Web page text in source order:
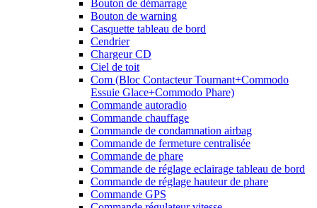
Bouton de démarrage
Bouton de warning
Casquette tableau de bord
Cendrier
Chargeur CD
Ciel de toit
Com (Bloc Contacteur Tournant+Commodo
Essuie Glace+Commodo Phare)
Commande autoradio
Commande chauffage
Commande de condamnation airbag
Commande de fermeture centralisée
Commande de phare
Commande de réglage eclairage tableau de bord
Commande de réglage hauteur de phare
Commande GPS